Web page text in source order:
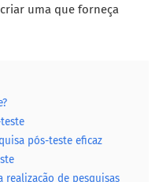
uma que forneça
pós-teste eficaz
realização de pesquisas